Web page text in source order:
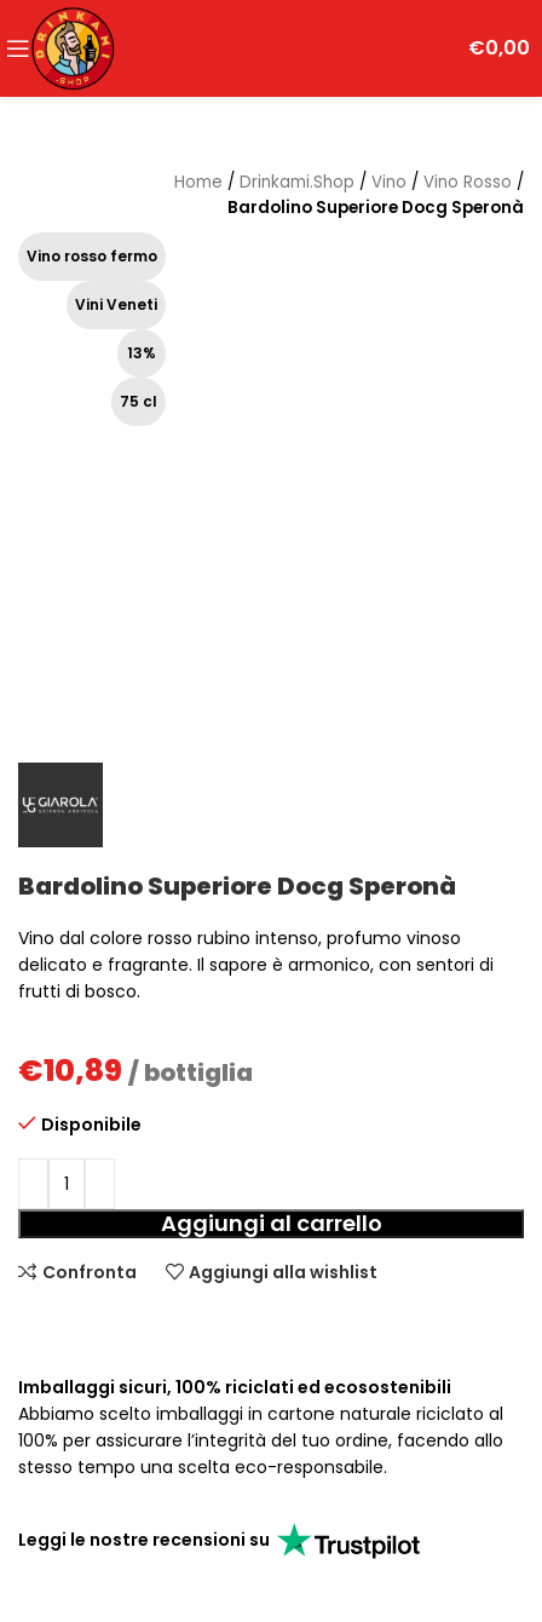
€0,00
Home / Drinkami.Shop / Vino / Vino Rosso /
Bardolino Superiore Docg Speronà
Vino rosso fermo
Vini Veneti
13%
75 cl
Bardolino Superiore Docg Speronà
Vino dal colore rosso rubino intenso, profumo vinoso
delicato e fragrante. Il sapore è armonico, con sentori di
frutti di bosco.
€10,89 / bottiglia
Disponibile
Aggiungi al carrello
Confronta Aggiungi alla wishlist
Imballaggi sicuri, 100% riciclati ed ecosostenibili
Abbiamo scelto imballaggi in cartone naturale riciclato al
100% per assicurare l’integrità del tuo ordine, facendo allo
stesso tempo una scelta eco-responsabile.
Leggi le nostre recensioni su